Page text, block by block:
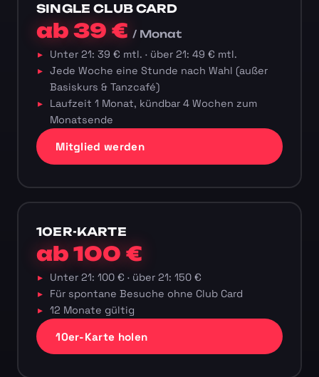
SINGLE CLUB CARD
ab 39 €/ Monat
Unter 21: 39 € mtl. · über 21: 49 € mtl.
Jede Woche eine Stunde nach Wahl (außer
Basiskurs & Tanzcafé)
Laufzeit 1 Monat, kündbar 4 Wochen zum
Monatsende
Mitglied werden
10ER-KARTE
ab 100 €
Unter 21: 100 € · über 21: 150 €
Für spontane Besuche ohne Club Card
12 Monate gültig
10er-Karte holen